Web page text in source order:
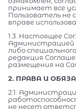
принимает все
Пользователь не
вправе
1.3. Настоящее
Администрацией
либо
редакция
размещения на
2. ПРАВА И
2.1.
не несет